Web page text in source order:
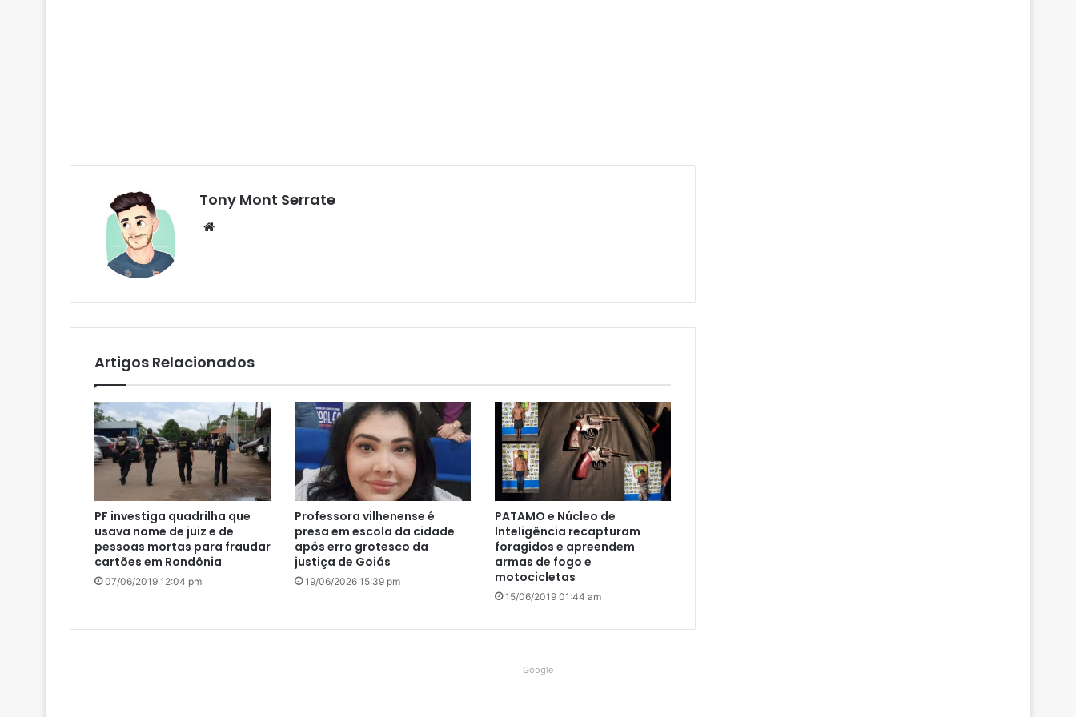
Tony Mont Serrate
Artigos Relacionados
PF investiga quadrilha que
usava nome de juiz e de
pessoas mortas para fraudar
cartões em Rondônia
07/06/2019 12:04 pm
Professora vilhenense é
presa em escola da cidade
após erro grotesco da
justiça de Goiás
19/06/2026 15:39 pm
PATAMO e Núcleo de
Inteligência recapturam
foragidos e apreendem
armas de fogo e
motocicletas
15/06/2019 01:44 am
Google